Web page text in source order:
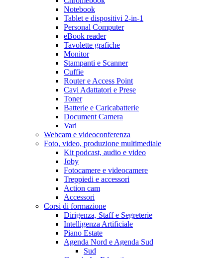
Notebook
Tablet e dispositivi 2-in-1
Personal Computer
eBook reader
Tavolette grafiche
Monitor
Stampanti e Scanner
Cuffie
Router e Access Point
Cavi Adattatori e Prese
Toner
Batterie e Caricabatterie
Document Camera
Vari
Webcam e videoconferenza
Foto, video, produzione multimediale
Kit podcast, audio e video
Joby
Fotocamere e videocamere
Treppiedi e accessori
Action cam
Accessori
Corsi di formazione
Dirigenza, Staff e Segreterie
Intelligenza Artificiale
Piano Estate
Agenda Nord e Agenda Sud
Sud